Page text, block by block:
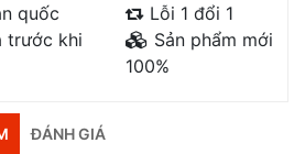
quốc
trước khi
Lỗi 1 đổi 1
Sản phẩm mới
100%
ĐÁNH GIÁ